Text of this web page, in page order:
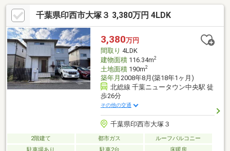
サービス●〇●・宅地建物取引士・賃貸不動産経営管理士・空き家
相談士在籍で購入も売却も安心・より好条件の融資先をご提案・
広告掲載前の未公開物件も必ずチェック・契約前に浸水履歴や越
境物の有無、ライフライン等の物件調査・比較検討できる候補物
件をご提案・はじめて見る言葉が多いお見積り、わかりやすくご
説明
千葉県印西市大塚３ 3,380万円 4LDK
3,380万円
間取り 4LDK
建物面積116.34m2
土地面積190m2
築年月 2008年8月(築18年1ヶ月)
北総線 千葉ニュータウン中央駅 徒
歩26分
その他の交通
千葉県印西市大塚３
2階建て 都市ガス
ルーフバルコニー